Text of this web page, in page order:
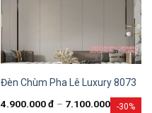
-30%
Đèn Chùm Pha Lê Luxury 8073
4.900.000đ – 7.100.000